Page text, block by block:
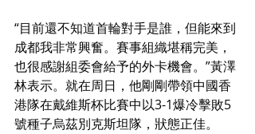
“目前還不知道首輪對手是誰，但能來到
成都我非常興奮。賽事組織堪稱完美，
也很感謝組委會給予的外卡機會。”黃澤
林表示。就在周日，他剛剛帶領中國香
港隊在戴維斯杯比賽中以3-1爆冷擊敗5
號種子烏茲別克斯坦隊，狀態正佳。